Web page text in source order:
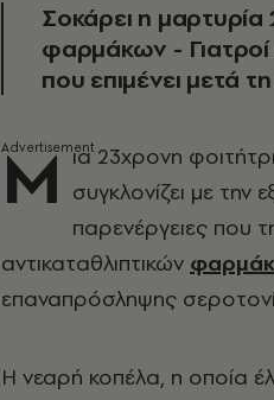
Σοκάρει η μαρτυρία
φαρμάκων - Γιατροί
που επιμένει μετά
Μ ια 23χρονη
συγκλονίζει με την
παρενέργειες που
αντικαταθλιπτικών
επαναπρόσληψης
Η νεαρή κοπέλα, η οποία